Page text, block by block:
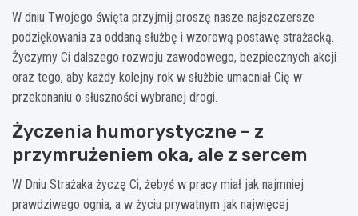
W dniu Twojego święta przyjmij proszę nasze najszczersze
podziękowania za oddaną służbę i wzorową postawę strażacką.
Życzymy Ci dalszego rozwoju zawodowego, bezpiecznych akcji
oraz tego, aby każdy kolejny rok w służbie umacniał Cię w
przekonaniu o słuszności wybranej drogi.
Życzenia humorystyczne – z
przymrużeniem oka, ale z sercem
W Dniu Strażaka życzę Ci, żebyś w pracy miał jak najmniej
prawdziwego ognia, a w życiu prywatnym jak najwięcej